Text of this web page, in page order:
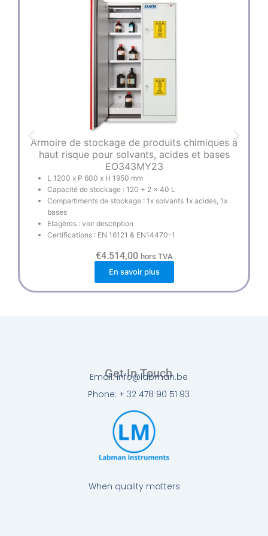
Armoire de stockage de produits chimiques à
haut risque pour solvants, acides et bases
EO343MY23
L 1200 x P 600 x H 1950 mm
Capacité de stockage : 120 + 2 x 40 L
Compartiments de stockage : 1x solvants 1x acides, 1x
bases
Etagères : voir description
Certifications : EN 16121 & EN14470-1
€4.514,00 hors TVA
En savoir plus
When quality matters
Get In Touch
Email: info@labman.be
Phone: + 32 478 90 51 93